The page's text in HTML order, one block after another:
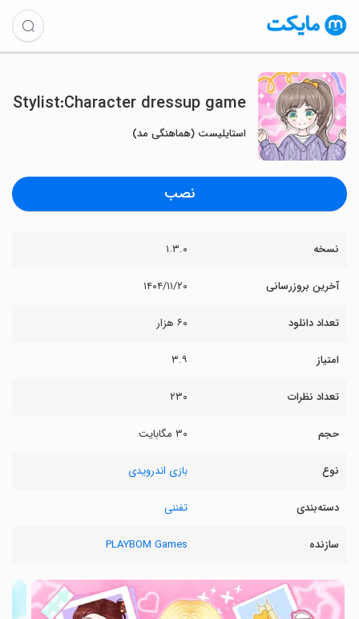
Stylist:Character dressup game
استایلیست (هماهنگی مد)
نصب
نسخه ۱.۳.۰
آخرین بروزرسانی ۱۴۰۴/۱۱/۲۰
تعداد دانلود ۶۰ هزار
امتیاز ۳.۹
تعداد نظرات ۲۳۰
حجم ۳۰ مگابایت
نوع بازی اندرویدی
دسته‌بندی تفننی
سازنده PLAYBOM Games